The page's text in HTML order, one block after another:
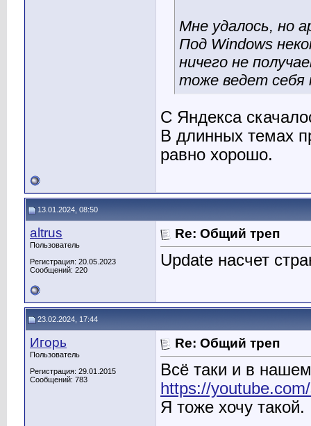
Мне удалось, но
Под Windows
ничего не
тоже ведет себя
С Яндекса
В длинных темах
равно хорошо.
13.01.2024, 08:50
altrus
Пользователь
Регистрация: 20.05.2023
Сообщений: 220
Re: Общий треп
Update насчет
23.02.2024, 17:44
Игорь
Пользователь
Регистрация: 29.01.2015
Сообщений: 783
Re: Общий треп
Всё таки и в
https://
Я тоже хочу такой.